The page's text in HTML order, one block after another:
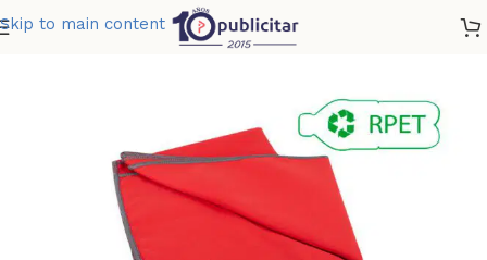
Skip to main content
TOALLA DE MICROFIBRA DRYFAST